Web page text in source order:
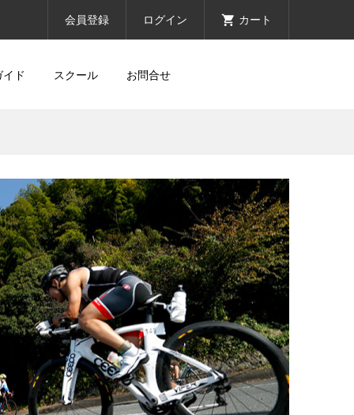
会員登録 ログイン カート
ド スクール お問合せ